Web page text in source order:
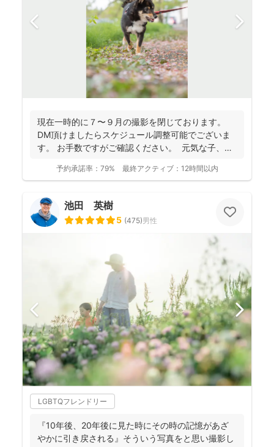
現在一時的に７〜９月の撮影を閉じております。
DM頂けましたらスケジュール調整可能でございま
す。 お手数ですがご確認ください。 元気な子、人
予約承諾率： 79% 最終アクティブ： 12時間以内
池田 英樹
5 (475)男性
LGBTQフレンドリー
『10年後、20年後に見た時にその時の記憶があざ
やかに引き戻される』そういう写真をと思い撮影し